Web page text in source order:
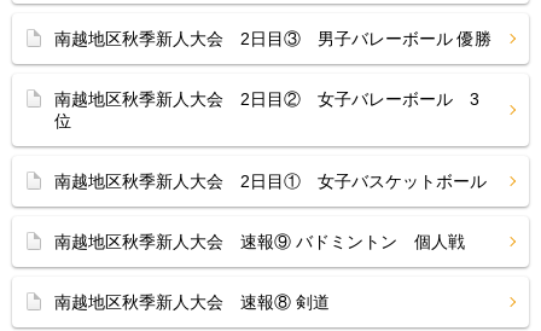
南越地区秋季新人大会 2日目③ 男子バレーボール 優勝
南越地区秋季新人大会 2日目② 女子バレーボール 3
位
南越地区秋季新人大会 2日目① 女子バスケットボール
南越地区秋季新人大会 速報⑨ バドミントン 個人戦
南越地区秋季新人大会 速報⑧ 剣道